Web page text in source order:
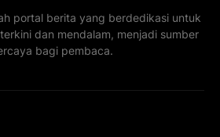
portal berita yang berdedikasi untuk
dan mendalam, menjadi sumber
bagi pembaca.